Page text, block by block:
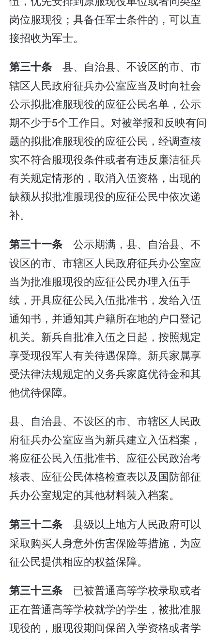
岗位服现役；具备任军士条件的，可以直
接招收为军士。
第三十条 县、自治县、不设区的市、市
辖区人民政府征兵办公室应当及时向社会
公示拟批准服现役的应征公民名单，公示
期不少于5个工作日。对被举报和反映有问
题的拟批准服现役的应征公民，经调查核
实不符合服现役条件或者有违反廉洁征兵
有关规定情形的，取消入伍资格，出现的
缺额从拟批准服现役的应征公民中依次递
补。
第三十一条 公示期满，县、自治县、不
设区的市、市辖区人民政府征兵办公室应
当为批准服现役的应征公民办理入伍手
续，开具应征公民入伍批准书，发给入伍
通知书，并通知其户籍所在地的户口登记
机关。新兵自批准入伍之日起，按照规定
享受现役军人有关待遇保障。新兵家属享
受法律法规规定的义务兵家庭优待金和其
他优待保障。
县、自治县、不设区的市、市辖区人民政
府征兵办公室应当为新兵建立入伍档案，
将应征公民入伍批准书、应征公民政治考
核表、应征公民体格检查表以及国防部征
兵办公室规定的其他材料装入档案。
第三十二条 县级以上地方人民政府可以
采取购买人身意外伤害保险等措施，为应
征公民提供相应的权益保障。
第三十三条 已被普通高等学校录取或者
正在普通高等学校就学的学生，被批准服
现役的，服现役期间保留入学资格或者学